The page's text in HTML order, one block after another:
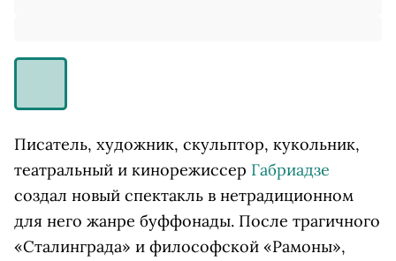
Писатель, художник, скульптор, кукольник,
театральный и кинорежиссер Габриадзе
создал новый спектакль в нетрадиционном
для него жанре буффонады. После трагичного
«Сталинграда» и философской «Рамоны»,